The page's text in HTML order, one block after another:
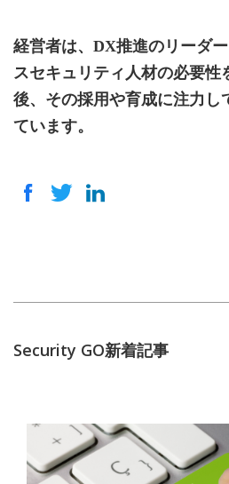
経営者は、DX推進のリーダ
スセキュリティ人材の必要性
後、その採用や育成に注力し
ています。
Security GO新着記事